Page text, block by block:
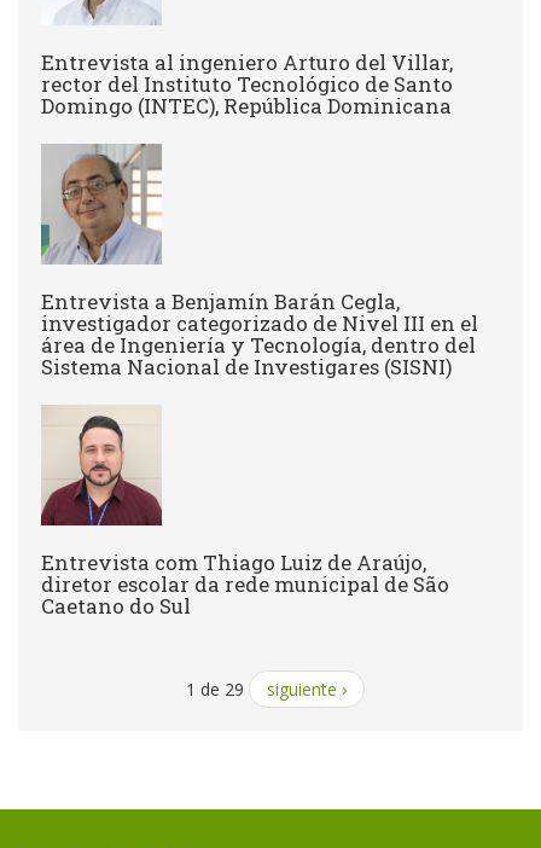
Entrevista al ingeniero Arturo del Villar,
rector del Instituto Tecnológico de Santo
Domingo (INTEC), República Dominicana
Entrevista a Benjamín Barán Cegla,
investigador categorizado de Nivel III en el
área de Ingeniería y Tecnología, dentro del
Sistema Nacional de Investigares (SISNI)
Entrevista com Thiago Luiz de Araújo,
diretor escolar da rede municipal de São
Caetano do Sul
1 de 29 siguiente ›